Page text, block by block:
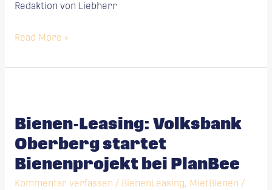
Redaktion von Liebherr
Read More »
Bienen-Leasing: Volksbank
Oberberg startet
Bienenprojekt bei PlanBee
Kommentar verfassen / BienenLeasing, MietBienen /
Volksbank
Oberberg
startet
Bienenprojekt